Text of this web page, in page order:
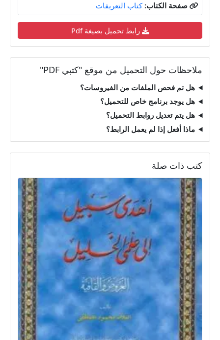
صفحة الكتاب: كتاب التعريفات
رابط تحميل بصيغة Pdf
ملاحظات حول التحميل من موقع "كتبي PDF"
هل تم فحص الملفات من الفيروسات؟
هل يوجد برنامج خاص للتحميل؟
هل يتم تعديل روابط التحميل؟
ماذا أفعل إذا لم يعمل الرابط؟
كتب ذات صلة